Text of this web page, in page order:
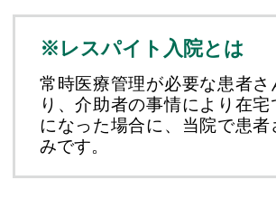
※レスパイト入院とは
常時医療管理が必要な患者
り、介助者の事情により在
になった場合に、当院で患
みです。